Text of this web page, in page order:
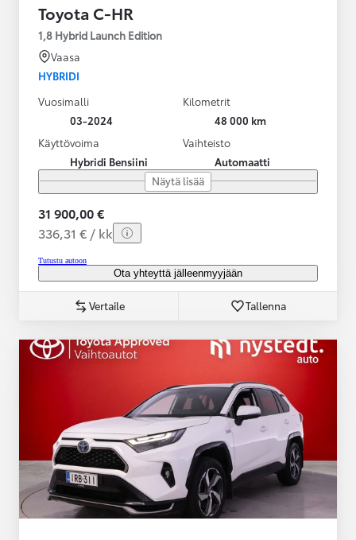
Toyota C-HR
1,8 Hybrid Launch Edition
Vaasa
HYBRIDI
Vuosimalli
03-2024
Kilometrit
48 000 km
Käyttövoima
Hybridi Bensiini
Vaihteisto
Automaatti
Näytä lisää
31 900,00 €
336,31 € / kk
Tutustu autoon
Ota yhteyttä jälleenmyyjään
Vertaile Tallenna